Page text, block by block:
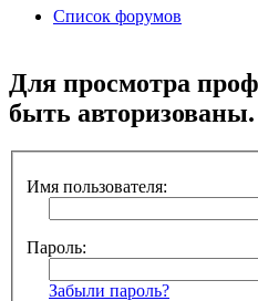
Список форумов
Для просмотра
быть авторизованы.
Имя пользователя:
Пароль:
Забыли пароль?